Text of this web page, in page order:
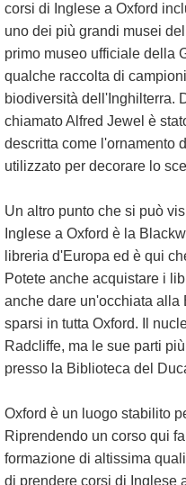
corsi di Inglese a Oxford
uno dei più grandi musei
primo museo ufficiale della
qualche raccolta di
biodiversità dell'Inghilterra.
chiamato Alfred Jewel è
descritta come l'ornamento
utilizzato per decorare lo
Un altro punto che si può
Inglese a Oxford è la
libreria d'Europa ed è qui
Potete anche acquistare i
anche dare un'occhiata
sparsi in tutta Oxford. Il
Radcliffe, ma le sue parti
presso la Biblioteca del
Oxford è un luogo stabilito
Riprendendo un corso qui
formazione di altissima
di prendere corsi di Inglese